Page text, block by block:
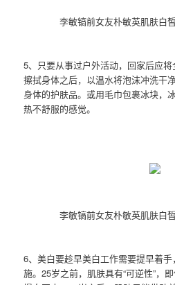
李敏镐前女友朴敏英肌肤白
5、只要从事过户外活动，回家后应
擦拭身体之后，以温水将泡沫冲洗干
身体的护肤品。或用毛巾包裹冰块，
热不舒服的感觉。
李敏镐前女友朴敏英肌肤白
6、美白要趁早美白工作需要提早着
施。25岁之前，肌肤具有“可逆性”，